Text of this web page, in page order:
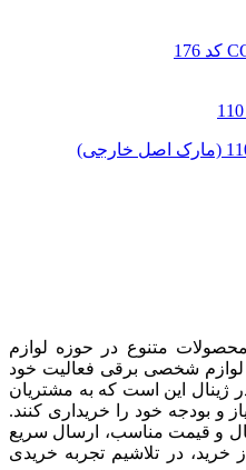
محصولات متنوع در حوزه لوازم
لوازم شخصی برقی فعالیت خود
ژینال این است که به مشتریان
و بودجه خود را خریداری کنند.
و قیمت مناسب، ارسال سریع
خرید، در تلاشیم تجربه خریدی